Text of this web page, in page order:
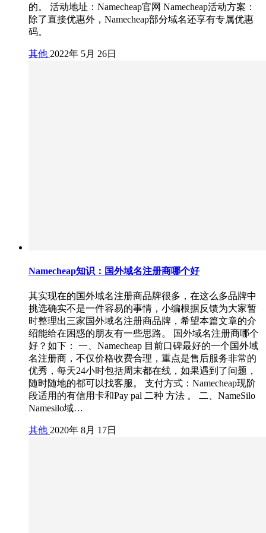
的。 活动地址：Namecheap官网 Namecheap活动方案：
除了直接优惠外，Namecheap部分域名还享有专属优惠
码。
其他 2022年 5月 26日
Namecheap知识：国外域名注册商哪个好
其实现在的国外域名注册商品牌很多，在这么多品牌中
挑选确实不是一件容易的事情，小编根据反馈为大家暂
时整理出三家国外域名注册商品牌，希望本篇文章的介
绍能给在困惑的朋友有一些思路。 国外域名注册商哪个
好？如下： 一、Namecheap 目前口碑最好的一个国外域
名注册商，不仅价格收费合理，重点是售后服务非常的
优秀，每天24小时包括周末都在线，如果遇到了问题，
随时随地的都可以找客服。 支付方式：Namecheap现阶
段适用的有信用卡和Pay pal 二种 方法 。 二、NameSilo
Namesilo域…
其他 2020年 8月 17日